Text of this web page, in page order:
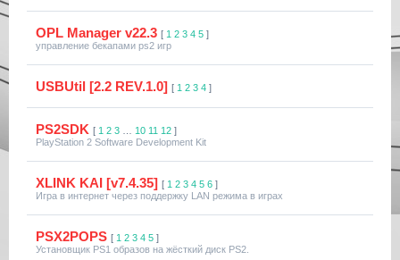
OPL Manager v22.3 [ 1 2 3 4 5 ]
управление бекапами ps2 игр
USBUtil [2.2 REV.1.0] [ 1 2 3 4 ]
PS2SDK [ 1 2 3 10 11 12 ]
PlayStation 2 Software Development Kit
XLINK KAI [v7.4.35] [ 1 2 3 4 5 6 ]
Игра в интернет через поддержку LAN режима в играх
PSX2POPS [ 1 2 3 4 5 ]
Установщик PS1 образов на жёсткий диск PS2.